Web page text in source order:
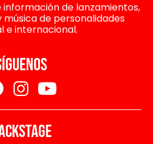
información de lanzamientos,
de personalidades
e internacional.